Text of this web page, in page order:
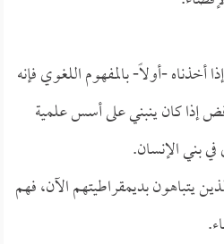
-أولاً- بالمفهوم اللغوي فإنه
إذا كان ينبني على أسس علمية
بني الإنسان.
يتباهون بديمقراطيتهم الآن، فهم